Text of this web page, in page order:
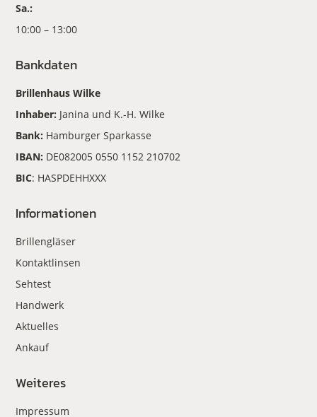
Sa.:
10:00 – 13:00
Bankdaten
Brillenhaus Wilke
Inhaber: Janina und K.-H. Wilke
Bank: Hamburger Sparkasse
IBAN: DE082005 0550 1152 210702
BIC: HASPDEHHXXX
Informationen
Brillengläser
Kontaktlinsen
Sehtest
Handwerk
Aktuelles
Ankauf
Weiteres
Impressum